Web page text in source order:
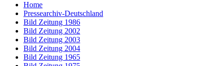
Home
Pressearchiv-Deutschland
Bild Zeitung 1986
Bild Zeitung 2002
Bild Zeitung 2003
Bild Zeitung 2004
Bild Zeitung 1965